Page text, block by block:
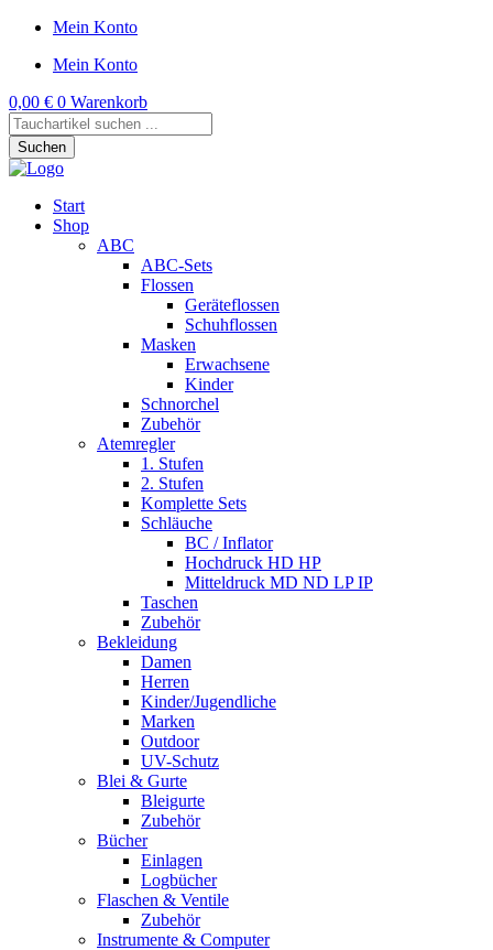
Mein Konto
Mein Konto
0,00 € 0 Warenkorb
Products
search
Suchen
Start
Shop
ABC
ABC-Sets
Flossen
Geräteflossen
Schuhflossen
Masken
Erwachsene
Kinder
Schnorchel
Zubehör
Atemregler
1. Stufen
2. Stufen
Komplette Sets
Schläuche
BC / Inflator
Hochdruck HD HP
Mitteldruck MD ND LP IP
Taschen
Zubehör
Bekleidung
Damen
Herren
Kinder/Jugendliche
Marken
Outdoor
UV-Schutz
Blei & Gurte
Bleigurte
Zubehör
Bücher
Einlagen
Logbücher
Flaschen & Ventile
Zubehör
Instrumente & Computer